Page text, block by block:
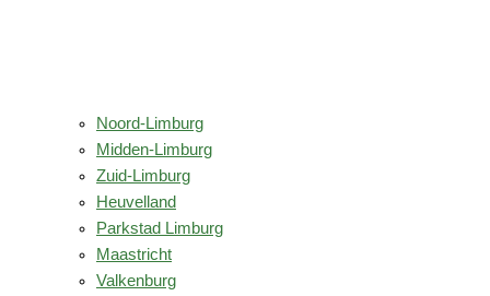
Noord-Limburg
Midden-Limburg
Zuid-Limburg
Heuvelland
Parkstad Limburg
Maastricht
Valkenburg